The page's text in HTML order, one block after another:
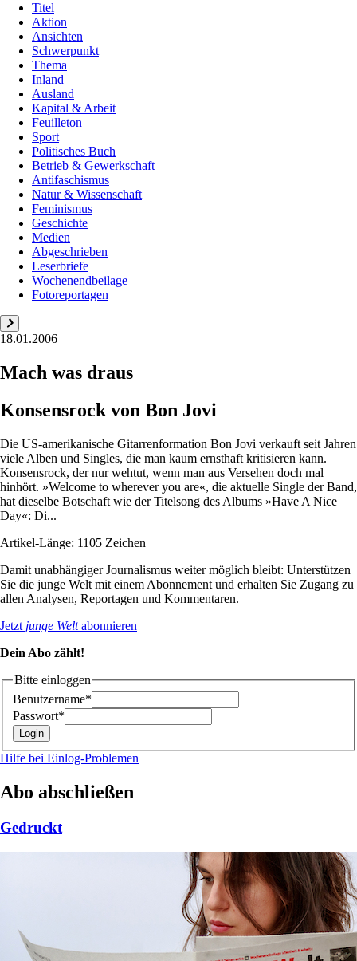
Titel
Aktion
Ansichten
Schwerpunkt
Thema
Inland
Ausland
Kapital & Arbeit
Feuilleton
Sport
Politisches Buch
Betrieb & Gewerkschaft
Antifaschismus
Natur & Wissenschaft
Feminismus
Geschichte
Medien
Abgeschrieben
Leserbriefe
Wochenendbeilage
Fotoreportagen
18.01.2006
Mach was draus
Konsensrock von Bon Jovi
Die US-amerikanische Gitarrenformation Bon Jovi verkauft seit Jahren
viele Alben und Singles, die man kaum ernsthaft kritisieren kann.
Konsensrock, der nur wehtut, wenn man aus Versehen doch mal
hinhört. »Welcome to wherever you are«, die aktuelle Single der Band,
hat dieselbe Botschaft wie der Titelsong des Albums »Have A Nice
Day«: Di...
Artikel-Länge: 1105 Zeichen
Damit unabhängiger Journalismus weiter möglich bleibt: Unterstützen
Sie die junge Welt mit einem Abonnement und erhalten Sie Zugang zu
allen Analysen, Reportagen und Kommentaren.
Jetzt junge Weltabonnieren
Dein Abo zählt!
Bitte einloggen
Benutzername*
Passwort*
Hilfe bei Einlog-Problemen
Abo abschließen
Gedruckt